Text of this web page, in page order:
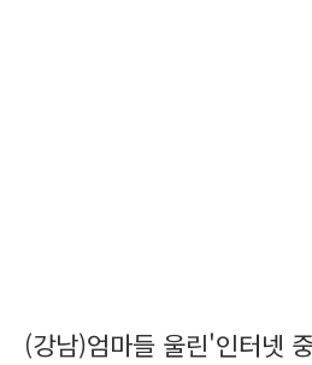
(강남)엄마들 울린'인터넷